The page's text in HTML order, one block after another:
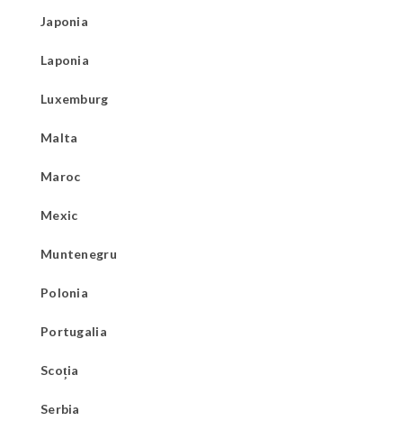
Japonia
Laponia
Luxemburg
Malta
Maroc
Mexic
Muntenegru
Polonia
Portugalia
Scoția
Serbia